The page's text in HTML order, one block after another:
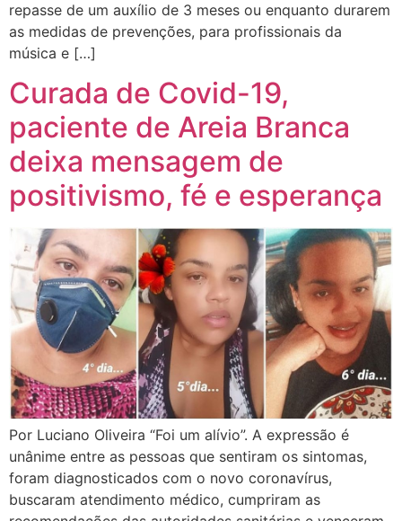
repasse de um auxílio de 3 meses ou enquanto durarem
as medidas de prevenções, para profissionais da
música e […]
Curada de Covid-19,
paciente de Areia Branca
deixa mensagem de
positivismo, fé e esperança
Por Luciano Oliveira “Foi um alívio”. A expressão é
unânime entre as pessoas que sentiram os sintomas,
foram diagnosticados com o novo coronavírus,
buscaram atendimento médico, cumpriram as